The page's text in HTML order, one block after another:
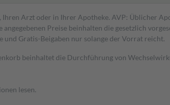
Arzt oder in Ihrer Apotheke. AVP: Üblicher
Preise beinhalten die gesetzlich
Gratis-Beigaben nur solange der Vorrat reicht.
beinhaltet die Durchführung von
lesen.